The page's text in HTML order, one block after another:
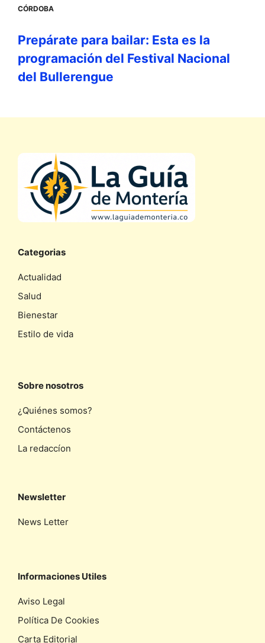
CÓRDOBA
Prepárate para bailar: Esta es la
programación del Festival Nacional
del Bullerengue
Categorias
Actualidad
Salud
Bienestar
Estilo de vida
Sobre nosotros
¿Quiénes somos?
Contáctenos
La redaccíon
Newsletter
News Letter
Informaciones Utiles
Aviso Legal
Política De Cookies
Carta Editorial